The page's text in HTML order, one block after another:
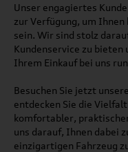
Unser engagiertes
zur Verfügung, um
sein. Wir sind stolz
Kundenservice zu
Ihrem Einkauf bei uns
Besuchen Sie jetzt
entdecken Sie die
komfortabler,
uns darauf, Ihnen dabei
einzigartigen Fahrzeug